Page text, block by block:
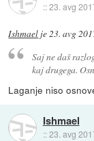
::23. avg
Ishmael je23. avg
Saj ne daš
kaj drugega.
Laganje niso
Ishmael
::23. avg